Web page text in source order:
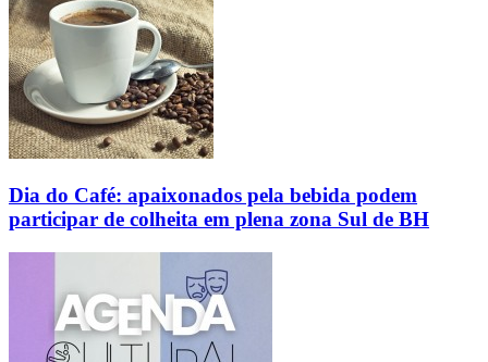
Dia do Café: apaixonados pela bebida podem
participar de colheita em plena zona Sul de BH